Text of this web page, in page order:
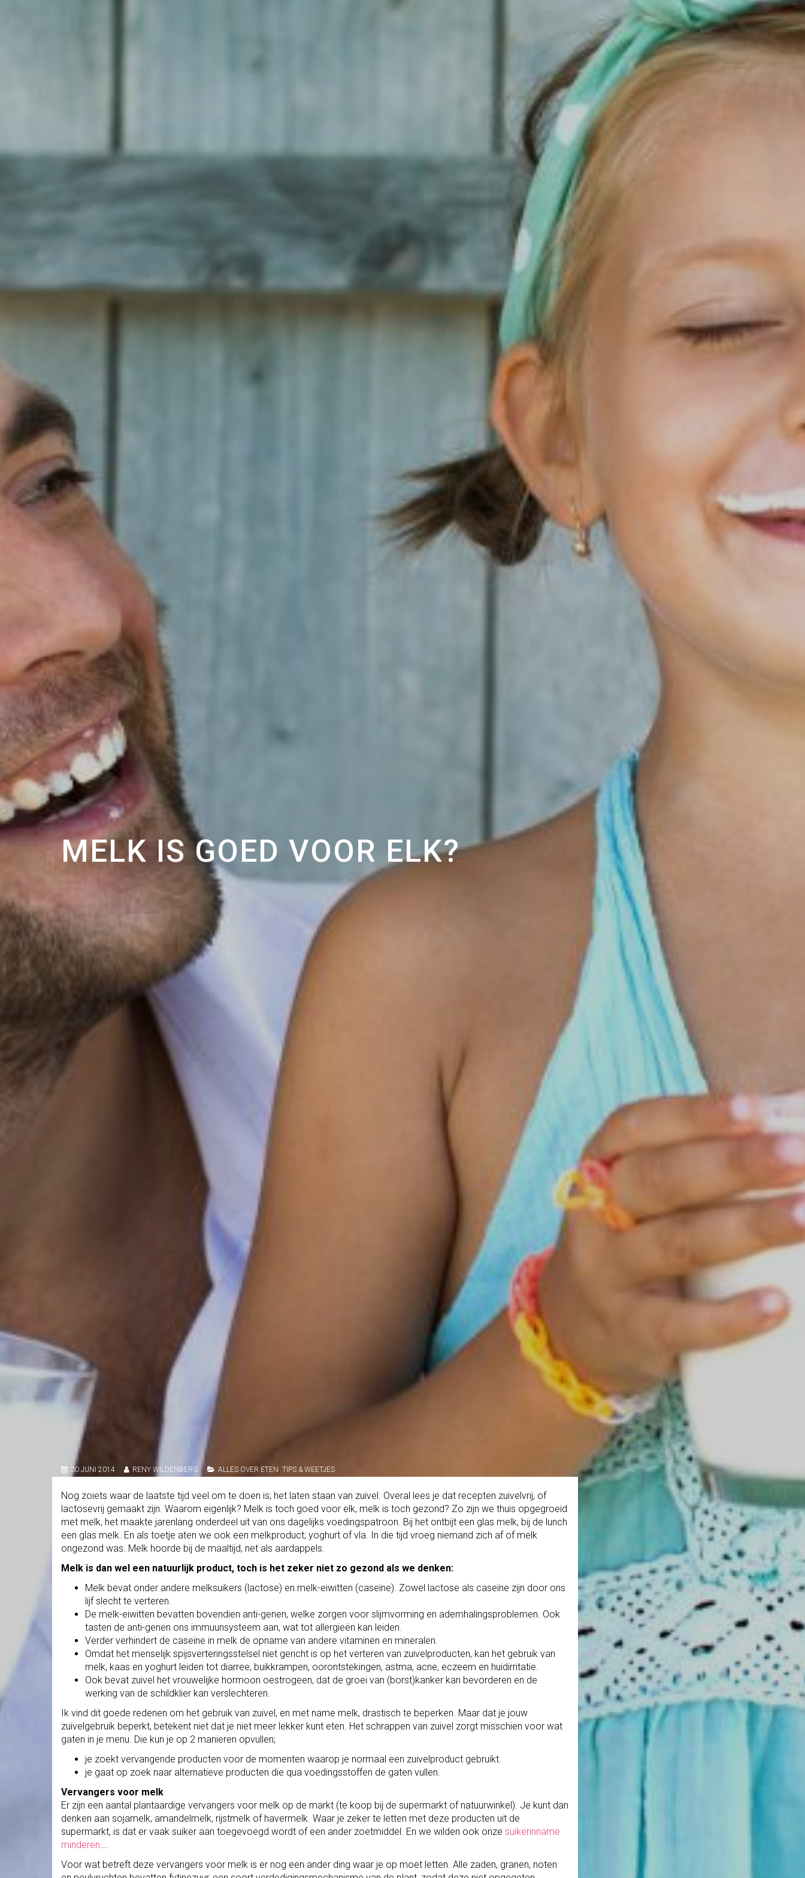
MELK IS GOED VOOR ELK?
30 JUNI 2014 RENY WILDENBERG ALLES OVER ETEN , TIPS & WEETJES
Nog zoiets waar de laatste tijd veel om te doen is; het laten staan van zuivel. Overal lees je dat recepten zuivelvrij, of
lactosevrij gemaakt zijn. Waarom eigenlijk? Melk is toch goed voor elk, melk is toch gezond? Zo zijn we thuis opgegroeid
met melk, het maakte jarenlang onderdeel uit van ons dagelijks voedingspatroon. Bij het ontbijt een glas melk, bij de lunch
een glas melk. En als toetje aten we ook een melkproduct; yoghurt of vla. In die tijd vroeg niemand zich af of melk
ongezond was. Melk hoorde bij de maaltijd, net als aardappels.
Melk is dan wel een natuurlijk product, toch is het zeker niet zo gezond als we denken:
Melk bevat onder andere melksuikers (lactose) en melk-eiwitten (caseïne). Zowel lactose als caseïne zijn door ons
lijf slecht te verteren.
De melk-eiwitten bevatten bovendien anti-genen, welke zorgen voor slijmvorming en ademhalingsproblemen. Ook
tasten de anti-genen ons immuunsysteem aan, wat tot allergieën kan leiden.
Verder verhindert de caseïne in melk de opname van andere vitaminen en mineralen.
Omdat het menselijk spijsverteringsstelsel niet gericht is op het verteren van zuivelproducten, kan het gebruik van
melk, kaas en yoghurt leiden tot diarree, buikkrampen, oorontstekingen, astma, acne, eczeem en huidirritatie.
Ook bevat zuivel het vrouwelijke hormoon oestrogeen, dat de groei van (borst)kanker kan bevorderen en de
werking van de schildklier kan verslechteren.
Ik vind dit goede redenen om het gebruik van zuivel, en met name melk, drastisch te beperken. Maar dat je jouw
zuivelgebruik beperkt, betekent niet dat je niet meer lekker kunt eten. Het schrappen van zuivel zorgt misschien voor wat
gaten in je menu. Die kun je op 2 manieren opvullen;
je zoekt vervangende producten voor de momenten waarop je normaal een zuivelproduct gebruikt.
je gaat op zoek naar alternatieve producten die qua voedingsstoffen de gaten vullen.
Vervangers voor melk
Er zijn een aantal plantaardige vervangers voor melk op de markt (te koop bij de supermarkt of natuurwinkel). Je kunt dan
denken aan sojamelk, amandelmelk, rijstmelk of havermelk. Waar je zeker te letten met deze producten uit de
supermarkt, is dat er vaak suiker aan toegevoegd wordt of een ander zoetmiddel. En we wilden ook onze suikerinname
minderen….
Voor wat betreft deze vervangers voor melk is er nog een ander ding waar je op moet letten. Alle zaden, granen, noten